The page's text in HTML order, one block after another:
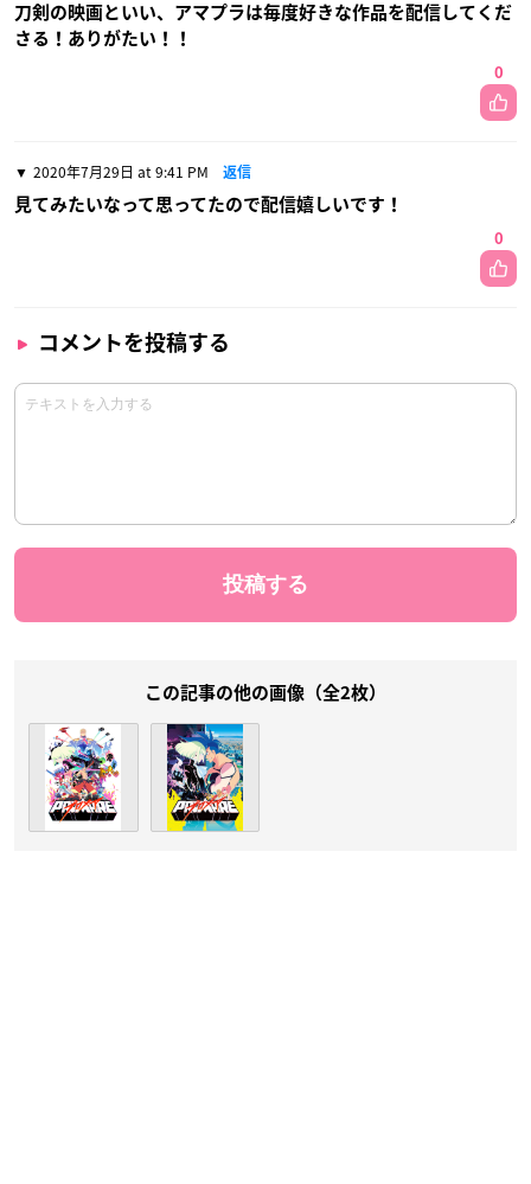
刀剣の映画といい、アマプラは毎度好きな作品を配信してくだ
さる！ありがたい！！
0
2020年7月29日 at 9:41 PM 返信
見てみたいなって思ってたので配信嬉しいです！
0
コメントを投稿する
この記事の他の画像（全2枚）